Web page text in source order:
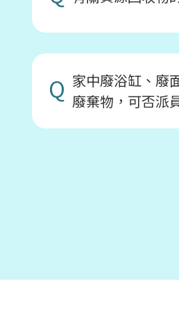
Q 家中廢浴缸、廢
廢棄物，可否派